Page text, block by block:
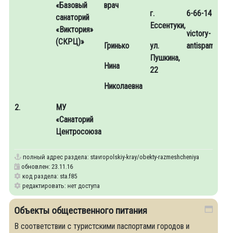
«Базовый
санаторий
«Виктория»
(СКРЦ)»
врач
Гринько
Нина
Николаевна
г.
Ессентуки,
ул.
Пушкина,
22
6-66-14
victory-
antispam
2.
МУ
«Санаторий
Центросоюза
полный адрес раздела: stavropolskiy-kray/obekty-razmeshcheniya
обновлен: 23.11.16
код раздела: sta.f85
редактировать: нет доступа
Объекты общественного питания
В соответствии с туристскими паспортами городов и